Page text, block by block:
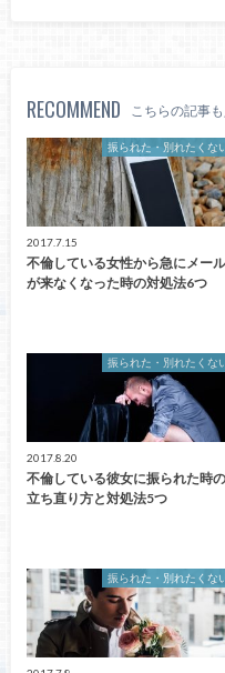
RECOMMEND こちらの記事も
振られた・別れたくな
2017.7.15
不倫している女性から急にメー
が来なくなった時の対処法6つ
振られた・別れたくな
2017.8.20
不倫している彼女に振られた時の
立ち直り方と対処法5つ
振られた・別れたくな